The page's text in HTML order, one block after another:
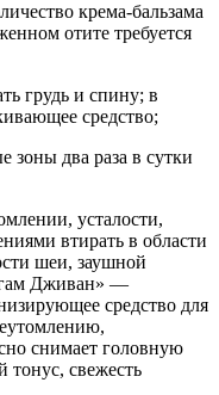
крема-бальзама
отите требуется
грудь и спину; в
средство;
зоны два раза в сутки
усталости,
втирать в области
шеи, заушной
Дживан» —
средство для
снимает головную
тонус, свежесть